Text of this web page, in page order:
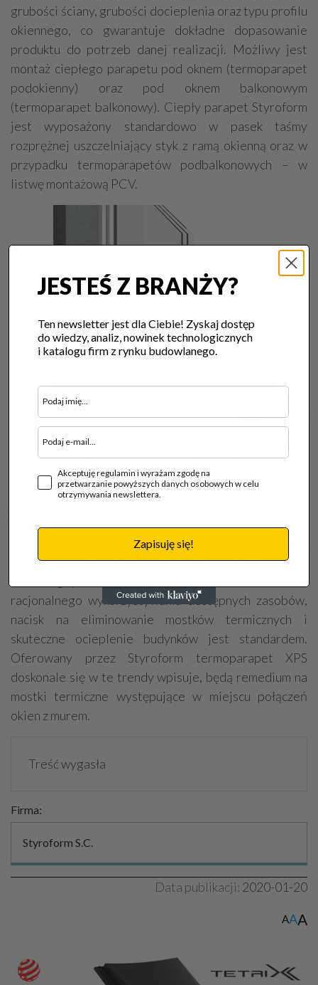
grubości ściany, grubości docieplenia oraz typu profilu
okiennego, co gwarantuje dokładne dopasowanie
produktu do potrzeb danej realizacji. Możliwy jest
montaż ciepłego parapetu pod oknem (termoparapet
podokienny) oraz pod oknem balkonowym
(termoparapet balkonowy). Ciepły parapet Styroform
jest wyposażony standardowo w pasek taśmy
rozprężnej uszczelniający styk z ramą okienną oraz w
przypadku termoparapetów podbalkonowych – w
listwę montażową PCV.
fot. Styroform S.C
Choć internetowe fora budowlane pękają w szwach, a
odmienne od poprzedników, to w jednej kwestii
słychać zgodne opinie. Ciepły parapet i właściwie
które pozwalają lepiej gospodarować energią
grzewczą, a tym samym – domowym budżetem. A w XXI
racjonalnego wykorzystywania dostępnych zasobów,
nacisk na eliminowanie mostków termicznych i
skuteczne ocieplenie budynków jest standardem.
Oferowany przez Styroform termoparapet XPS
doskonale się w te trendy wpisuje, będą remedium na
mostki termiczne występujące w miejscu połączeń
okien z murem.
Treść wygasła
Firma:
Styroform S.C.
Data publikacji: 2020-01-20
AAA
JESTEŚ Z BRANŻY?
Ten newsletter jest dla Ciebie! Zyskaj dostęp
do wiedzy, analiz, nowinek technologicznych
i katalogu firm z rynku budowlanego.
Akceptuję regulamin i wyrażam zgodę na
przetwarzanie powyższych danych osobowych w celu
otrzymywania newslettera.
Zapisuję się!